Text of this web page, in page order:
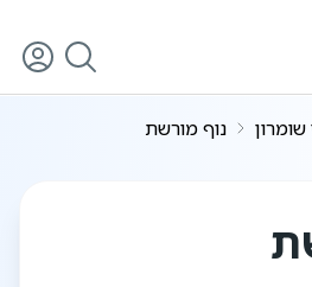
נוף מורשת